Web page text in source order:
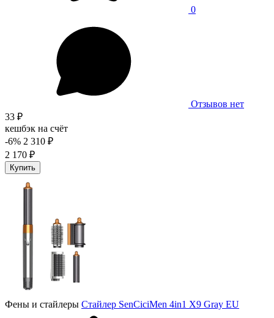
0
Отзывов нет
33 ₽
кешбэк на счёт
-6% 2 310 ₽
2 170 ₽
Купить
Фены и стайлеры Стайлер SenCiciMen 4in1 X9 Gray EU